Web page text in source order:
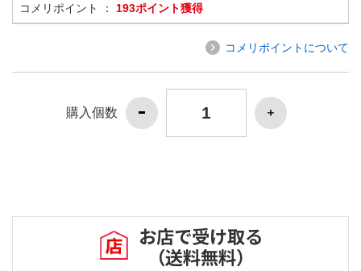
コメリポイント ： 193ポイント獲得
コメリポイントについて
購入個数
お店で受け取る
（送料無料）